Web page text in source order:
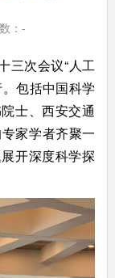
：-
三次会议“⼈⼯
包括中国科学
士、西安交通
家学者齐聚一
开深度科学探